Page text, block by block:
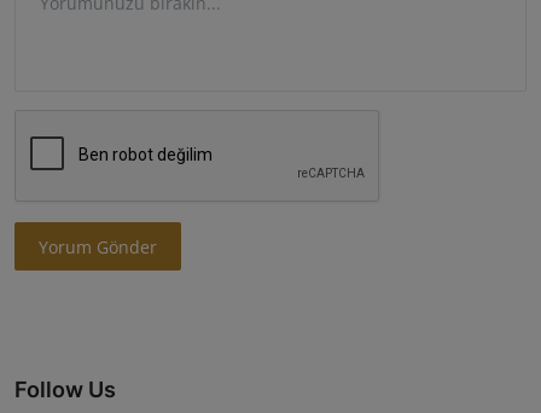
Yorum Gönder
Follow Us